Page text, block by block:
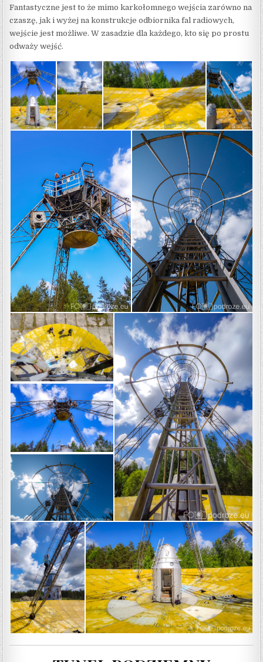
Fantastyczne jest to że mimo karkołomnego wejścia zarówno na
czaszę, jak i wyżej na konstrukcje odbiornika fal radiowych,
wejście jest możliwe. W zasadzie dla każdego, kto się po prostu
odważy wejść.